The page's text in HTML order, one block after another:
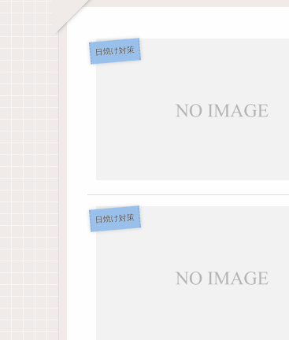
日焼け対策
日焼け対策